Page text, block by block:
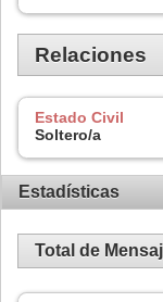
Relaciones
Estado Civil
Soltero/a
Estadísticas
Total de